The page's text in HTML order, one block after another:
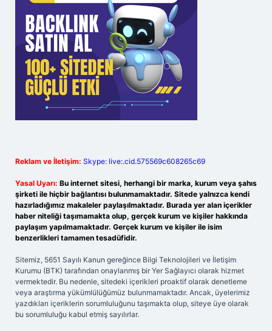
Reklam ve İletişim: Skype: live:.cid.575569c608265c69
Yasal Uyarı: Bu internet sitesi, herhangi bir marka, kurum veya şahıs
şirketi ile hiçbir bağlantısı bulunmamaktadır. Sitede yalnızca kendi
hazırladığımız makaleler paylaşılmaktadır. Burada yer alan içerikler
haber niteliği taşımamakta olup, gerçek kurum ve kişiler hakkında
paylaşım yapılmamaktadır. Gerçek kurum ve kişiler ile isim
benzerlikleri tamamen tesadüfidir.
Sitemiz, 5651 Sayılı Kanun gereğince Bilgi Teknolojileri ve İletişim
Kurumu (BTK) tarafından onaylanmış bir Yer Sağlayıcı olarak hizmet
vermektedir. Bu nedenle, sitedeki içerikleri proaktif olarak denetleme
veya araştırma yükümlülüğümüz bulunmamaktadır. Ancak, üyelerimiz
yazdıkları içeriklerin sorumluluğunu taşımakta olup, siteye üye olarak
bu sorumluluğu kabul etmiş sayılırlar.